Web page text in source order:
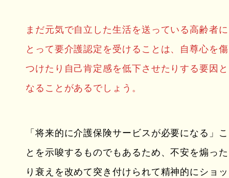
まだ元気で自立した生活を送っている高齢者に
とって要介護認定を受けることは、自尊心を傷
つけたり自己肯定感を低下させたりする要因と
なることがあるでしょう。
「将来的に介護保険サービスが必要になる」こ
とを示唆するものでもあるため、不安を煽った
り衰えを改めて突き付けられて精神的にショッ